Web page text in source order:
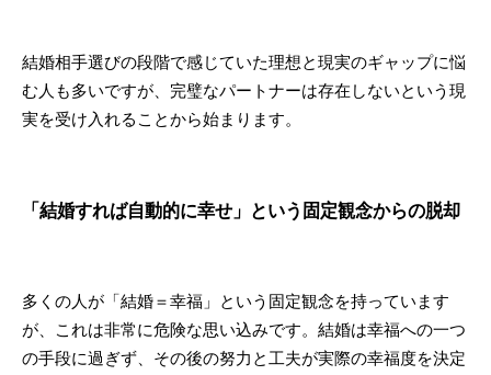
結婚相手選びの段階で感じていた理想と現実のギャップに悩
む人も多いですが、完璧なパートナーは存在しないという現
実を受け入れることから始まります。
「結婚すれば自動的に幸せ」という固定観念からの脱却
多くの人が「結婚＝幸福」という固定観念を持っています
が、これは非常に危険な思い込みです。結婚は幸福への一つ
の手段に過ぎず、その後の努力と工夫が実際の幸福度を決定